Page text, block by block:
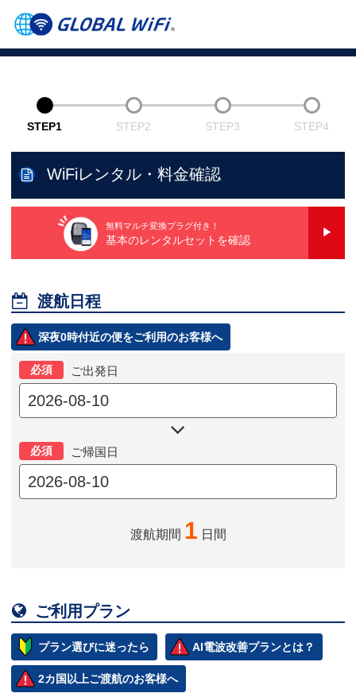
STEP1 STEP2 STEP3 STEP4
WiFiレンタル・料金確認
無料マルチ変換プラグ付き！
基本のレンタルセットを確認
 渡航日程
深夜0時付近の便をご利用のお客様へ
必須 ご出発日

必須 ご帰国日
渡航期間 1 日間
 ご利用プラン
プラン選びに迷ったら AI電波改善プランとは？
2カ国以上ご渡航のお客様へ